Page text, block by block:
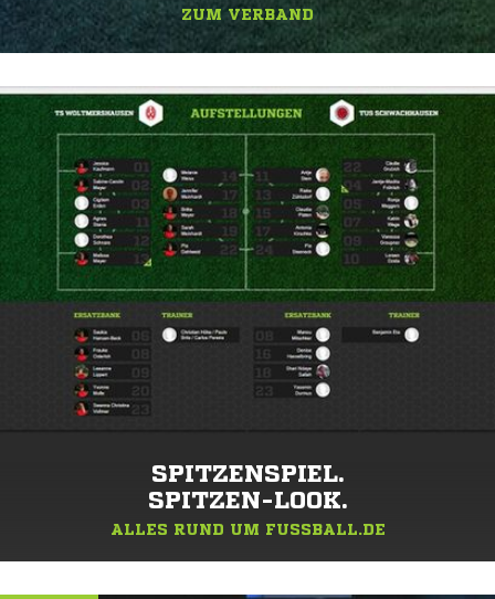
ZUM VERBAND
SPITZENSPIEL.
SPITZEN-LOOK.
ALLES RUND UM FUSSBALL.DE